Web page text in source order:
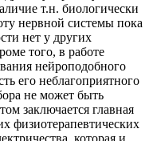
т.н. биологически
нервной системы пока
нет у других
того, в работе
нейроподобного
его неблагоприятного
не может быть
заключается главная
физиотерапевтических